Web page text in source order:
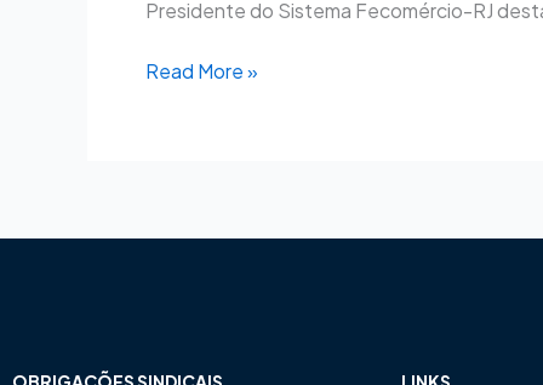
Presidente do Sistema Fecomércio-RJ
Read More »